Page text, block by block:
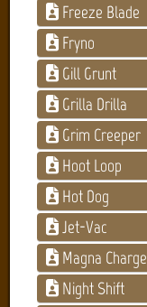
Freeze Blade
Fryno
Gill Grunt
Grilla Drilla
Grim Creeper
Hoot Loop
Hot Dog
Jet-Vac
Magna Charge
Night Shift